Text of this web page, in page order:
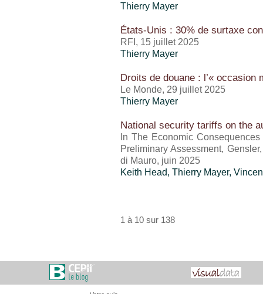
Thierry Mayer
États-Unis : 30% de surtaxe
RFI, 15 juillet 2025
Thierry Mayer
Droits de douane : l’« occasion
Le Monde, 29 juillet 2025
Thierry Mayer
National security tariffs on the
In The Economic
Preliminary Assessment,
di Mauro, juin 2025
Keith Head, Thierry Mayer,
1 à 10 sur 138